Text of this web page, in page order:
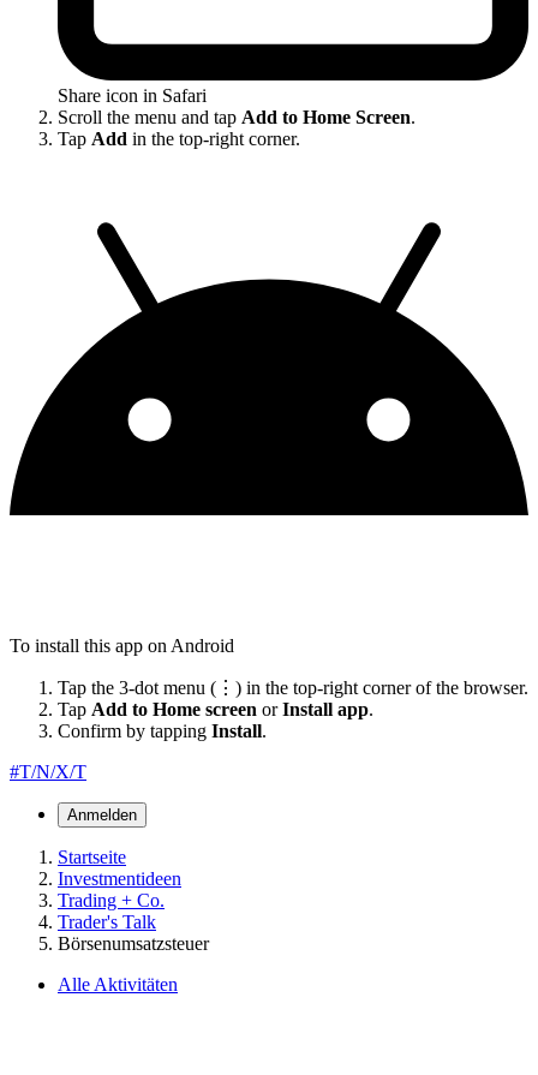
Share icon in Safari
Scroll the menu and tap Add to Home Screen.
Tap Add in the top-right corner.
To install this app on Android
Tap the 3-dot menu (⋮) in the top-right corner of the browser.
Tap Add to Home screen orInstall app.
Confirm by tapping Install.
#T/N/X/T
Anmelden
Startseite
Investmentideen
Trading + Co.
Trader's Talk
Börsenumsatzsteuer
Alle Aktivitäten